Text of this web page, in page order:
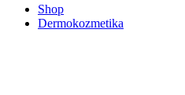
Shop
Dermokozmetika